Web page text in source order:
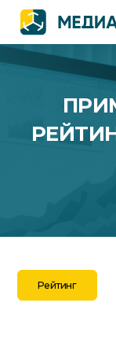
Рейтинг